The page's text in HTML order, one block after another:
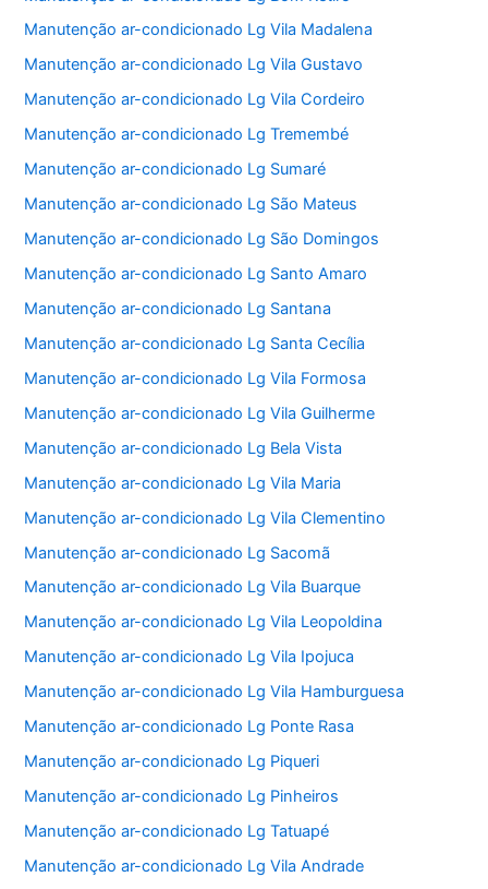
Manutenção ar-condicionado Lg Vila Madalena
Manutenção ar-condicionado Lg Vila Gustavo
Manutenção ar-condicionado Lg Vila Cordeiro
Manutenção ar-condicionado Lg Tremembé
Manutenção ar-condicionado Lg Sumaré
Manutenção ar-condicionado Lg São Mateus
Manutenção ar-condicionado Lg São Domingos
Manutenção ar-condicionado Lg Santo Amaro
Manutenção ar-condicionado Lg Santana
Manutenção ar-condicionado Lg Santa Cecília
Manutenção ar-condicionado Lg Vila Formosa
Manutenção ar-condicionado Lg Vila Guilherme
Manutenção ar-condicionado Lg Bela Vista
Manutenção ar-condicionado Lg Vila Maria
Manutenção ar-condicionado Lg Vila Clementino
Manutenção ar-condicionado Lg Sacomã
Manutenção ar-condicionado Lg Vila Buarque
Manutenção ar-condicionado Lg Vila Leopoldina
Manutenção ar-condicionado Lg Vila Ipojuca
Manutenção ar-condicionado Lg Vila Hamburguesa
Manutenção ar-condicionado Lg Ponte Rasa
Manutenção ar-condicionado Lg Piqueri
Manutenção ar-condicionado Lg Pinheiros
Manutenção ar-condicionado Lg Tatuapé
Manutenção ar-condicionado Lg Vila Andrade